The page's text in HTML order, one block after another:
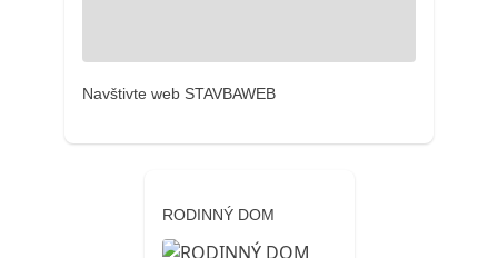
Navštivte web STAVBAWEB
RODINNÝ DOM